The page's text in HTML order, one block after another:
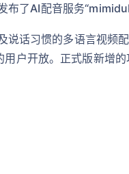
了AI配音服务
话习惯的多语言视频
户开放。正式版新增的